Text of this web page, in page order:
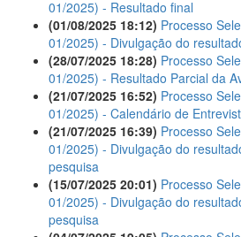
01/2025) - Resultado final
(01/08/2025 18:12) Processo
01/2025) - Divulgação do
(28/07/2025 18:28) Processo
01/2025) - Resultado Parcial da
(21/07/2025 16:52) Processo
01/2025) - Calendário de
(21/07/2025 16:39) Processo
01/2025) - Divulgação do
pesquisa
(15/07/2025 20:01) Processo
01/2025) - Divulgação do
pesquisa